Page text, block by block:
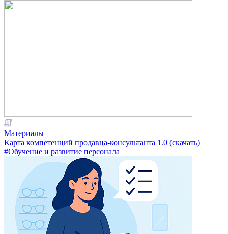
Материалы
Карта компетенций продавца-консультанта 1.0 (скачать)
#Обучение и развитие персонала